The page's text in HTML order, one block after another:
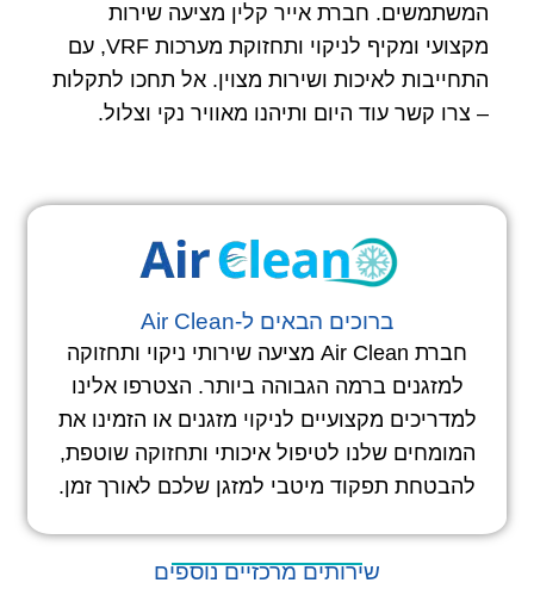
המשתמשים. חברת אייר קלין מציעה שירות
מקצועי ומקיף לניקוי ותחזוקת מערכות VRF, עם
התחייבות לאיכות ושירות מצוין. אל תחכו לתקלות
– צרו קשר עוד היום ותיהנו מאוויר נקי וצלול.
ברוכים הבאים ל-Air Clean
חברת Air Clean מציעה שירותי ניקוי ותחזוקה
למזגנים ברמה הגבוהה ביותר. הצטרפו אלינו
למדריכים מקצועיים לניקוי מזגנים או הזמינו את
המומחים שלנו לטיפול איכותי ותחזוקה שוטפת,
להבטחת תפקוד מיטבי למזגן שלכם לאורך זמן.
שירותים מרכזיים נוספים